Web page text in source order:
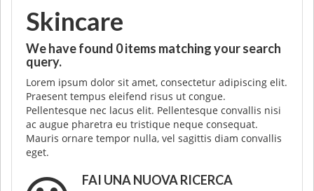
Skincare
We have found 0items matching your search
query.
Lorem ipsum dolor sit amet, consectetur adipiscing elit.
Praesent tempus eleifend risus ut congue.
Pellentesque nec lacus elit. Pellentesque convallis nisi
ac augue pharetra eu tristique neque consequat.
Mauris ornare tempor nulla, vel sagittis diam convallis
eget.
FAI UNA NUOVA RICERCA